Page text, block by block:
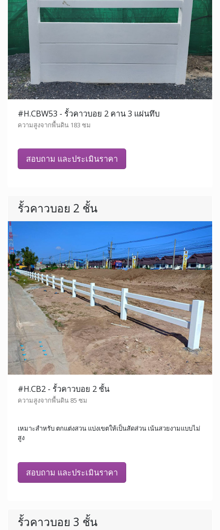
#H.CBW53 - รั้วคาวบอย 2 คาน 3 แผ่นทึบ
ความสูงจากพื้นดิน 183 ซม
สอบถาม และประเมินราคา
รั้วคาวบอย 2 ชั้น
#H.CB2 - รั้วคาวบอย 2 ชั้น
ความสูงจากพื้นดิน 85 ซม
เหมาะสำหรับ ตกแต่งสวน แบ่งเขตให้เป็นสัดส่วน เน้นสวยงามแบบไม่
สูง
สอบถาม และประเมินราคา
รั้วคาวบอย 3 ชั้น